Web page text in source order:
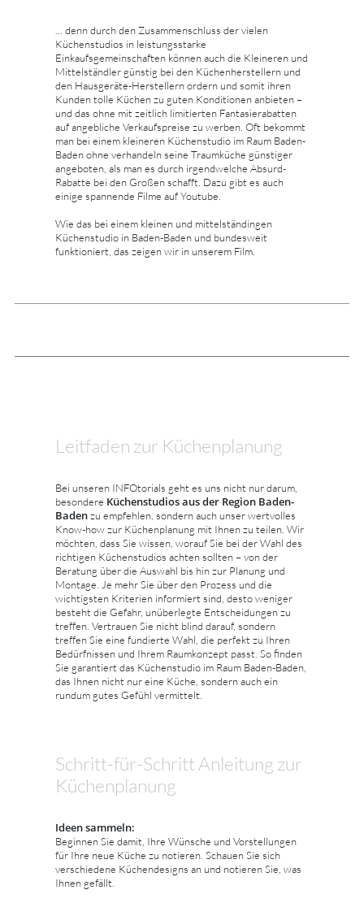
... denn durch den Zusammenschluss der vielen
Küchenstudios in leistungsstarke
Einkaufsgemeinschaften können auch die Kleineren und
Mittelständler günstig bei den Küchenherstellern und
den Hausgeräte-Herstellern ordern und somit ihren
Kunden tolle Küchen zu guten Konditionen anbieten –
und das ohne mit zeitlich limitierten Fantasierabatten
auf angebliche Verkaufspreise zu werben. Oft bekommt
man bei einem kleineren Küchenstudio im Raum Baden-
Baden ohne verhandeln seine Traumküche günstiger
angeboten, als man es durch irgendwelche Absurd-
Rabatte bei den Großen schafft. Dazu gibt es auch
einige spannende Filme auf Youtube.
Wie das bei einem kleinen und mittelständingen
Küchenstudio in Baden-Baden und bundesweit
funktioniert, das zeigen wir in unserem Film.
Leitfaden zur Küchenplanung
Bei unseren INFOtorials geht es uns nicht nur darum,
besondere Küchenstudios aus der Region Baden-
Badenzu empfehlen, sondern auch unser wertvolles
Know-how zur Küchenplanung mit Ihnen zu teilen. Wir
möchten, dass Sie wissen, worauf Sie bei der Wahl des
richtigen Küchenstudios achten sollten – von der
Beratung über die Auswahl bis hin zur Planung und
Montage. Je mehr Sie über den Prozess und die
wichtigsten Kriterien informiert sind, desto weniger
besteht die Gefahr, unüberlegte Entscheidungen zu
treffen. Vertrauen Sie nicht blind darauf, sondern
treffen Sie eine fundierte Wahl, die perfekt zu Ihren
Bedürfnissen und Ihrem Raumkonzept passt. So finden
Sie garantiert das Küchenstudio im Raum Baden-Baden,
das Ihnen nicht nur eine Küche, sondern auch ein
rundum gutes Gefühl vermittelt.
Schritt-für-Schritt Anleitung zur
Küchenplanung
Ideen sammeln:
Beginnen Sie damit, Ihre Wünsche und Vorstellungen
für Ihre neue Küche zu notieren. Schauen Sie sich
verschiedene Küchendesigns an und notieren Sie, was
Ihnen gefällt.